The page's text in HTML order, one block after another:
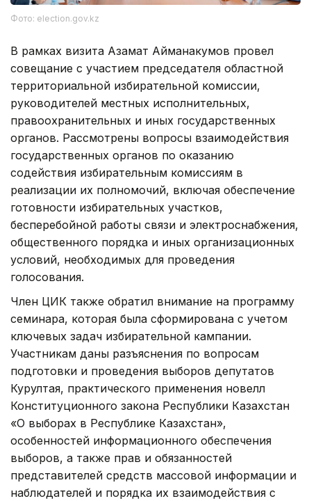
Фото: election.gov.kz
В рамках визита Азамат Айманакумов провел
совещание с участием председателя областной
территориальной избирательной комиссии,
руководителей местных исполнительных,
правоохранительных и иных государственных
органов. Рассмотрены вопросы взаимодействия
государственных органов по оказанию
содействия избирательным комиссиям в
реализации их полномочий, включая обеспечение
готовности избирательных участков,
бесперебойной работы связи и электроснабжения,
общественного порядка и иных организационных
условий, необходимых для проведения
голосования.
Член ЦИК также обратил внимание на программу
семинара, которая была сформирована с учетом
ключевых задач избирательной кампании.
Участникам даны разъяснения по вопросам
подготовки и проведения выборов депутатов
Курултая, практического применения новелл
Конституционного закона Республики Казахстан
«О выборах в Республике Казахстан»,
особенностей информационного обеспечения
выборов, а также прав и обязанностей
представителей средств массовой информации и
наблюдателей и порядка их взаимодействия с